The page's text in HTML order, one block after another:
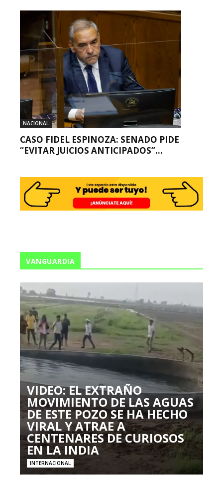
NACIONAL
CASO FIDEL ESPINOZA: SENADO PIDE
“EVITAR JUICIOS ANTICIPADOS”...
VANGUARDIA
VIDEO: EL EXTRAÑO
MOVIMIENTO DE LAS AGUAS
DE ESTE POZO SE HA HECHO
VIRAL Y ATRAE A
CENTENARES DE CURIOSOS
EN LA INDIA
INTERNACIONAL